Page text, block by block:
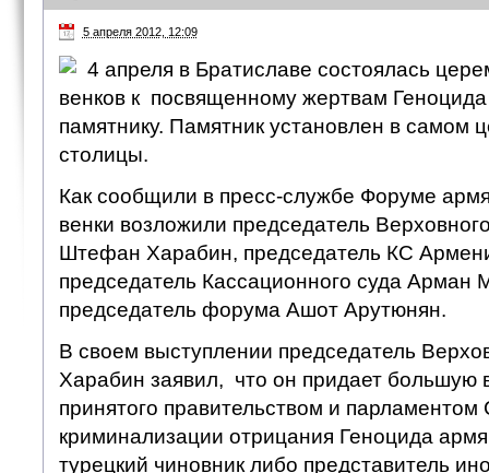
5 апреля 2012, 12:09
4 апреля в Братиславе состоялась
венков к посвященному жертвам
памятнику. Памятник установлен в самом
столицы.
Как сообщили в пресс-службе Форуме
венки возложили председатель
Штефан Харабин, председатель КС
председатель Кассационного суда Арман
председатель форума Ашот Арутюнян.
В своем выступлении председатель
Харабин заявил, что он придает большую
принятого правительством и
криминализации отрицания Геноцида
турецкий чиновник либо представитель